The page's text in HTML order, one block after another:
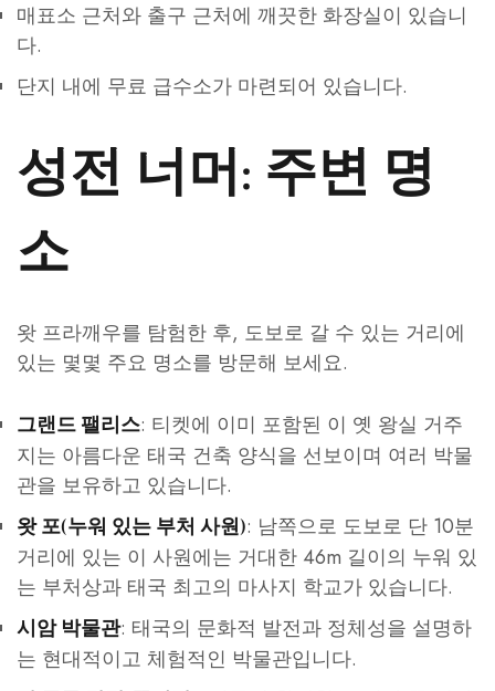
매표소 근처와 출구 근처에 깨끗한 화장실이 있습니
다.
단지 내에 무료 급수소가 마련되어 있습니다.
성전 너머: 주변 명
소
왓 프라깨우를 탐험한 후, 도보로 갈 수 있는 거리에
있는 몇몇 주요 명소를 방문해 보세요.
그랜드 팰리스: 티켓에 이미 포함된 이 옛 왕실 거주
지는 아름다운 태국 건축 양식을 선보이며 여러 박물
관을 보유하고 있습니다.
왓 포(누워 있는 부처 사원): 남쪽으로 도보로 단 10분
거리에 있는 이 사원에는 거대한 46m 길이의 누워 있
는 부처상과 태국 최고의 마사지 학교가 있습니다.
시암 박물관: 태국의 문화적 발전과 정체성을 설명하
는 현대적이고 체험적인 박물관입니다.